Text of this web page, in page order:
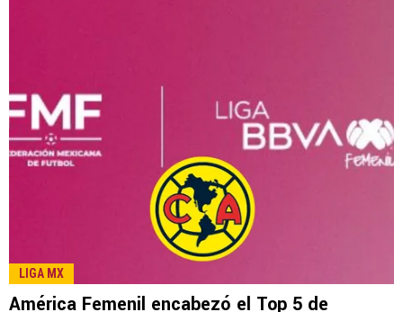
LEE TAMBIÉN